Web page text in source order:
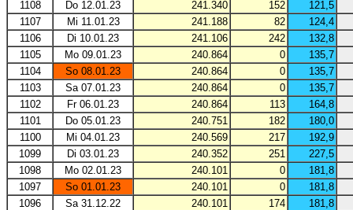
1108
Do 12.01.23 241.340 152
121,5
1107
Mi 11.01.23 241.188 82
124,4
1106
Di 10.01.23 241.106 242
132,8
1105
Mo 09.01.23 240.864 0
135,7
1104
So 08.01.23 240.864 0
135,7
1103
Sa 07.01.23 240.864 0
135,7
1102
Fr 06.01.23 240.864 113
164,8
1101
Do 05.01.23 240.751 182
180,0
1100
Mi 04.01.23 240.569 217
192,9
1099
Di 03.01.23 240.352 251
227,5
1098
Mo 02.01.23 240.101 0
181,8
1097
So 01.01.23 240.101 0
181,8
1096
Sa 31.12.22 240.101 174
181,8